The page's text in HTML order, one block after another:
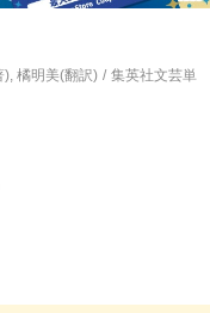
), 橘明美(翻訳) / 集英社文芸単